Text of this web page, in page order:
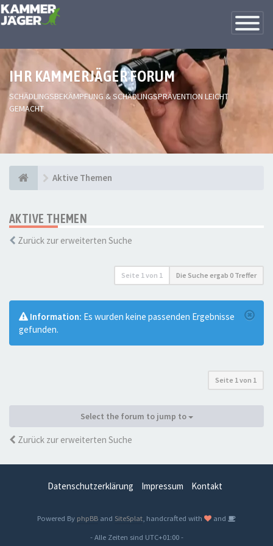
Toggle
IHR KAMMERJÄGER FORUM
SCHÄDLINGSBEKÄMPFUNG & SCHÄDLINGSPRÄVENTION LEICHT
GEMACHT
Aktive Themen
AKTIVE THEMEN
Zurück zur erweiterten Suche
Seite 1von 1 Die Suche ergab 0 Treffer
Information: Es wurden keine passenden Ergebnisse
gefunden.
Seite 1von 1
Select the forum to jump to
Zurück zur erweiterten Suche
Datenschutzerklärung Impressum Kontakt
Powered By phpBB and SiteSplat , handcrafted with
and
- Alle Zeiten sind UTC+01:00-